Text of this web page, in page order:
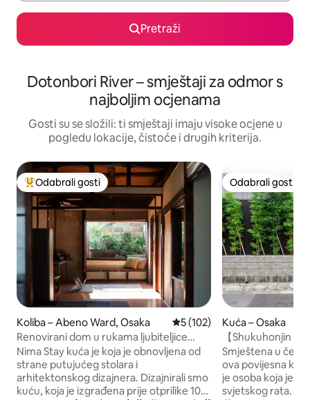
Pretraži
Dotonbori River – smještaji za odmor s
najboljim ocjenama
Gosti su se složili: ti smještaji imaju visoke ocjene u
pogledu lokacije, čistoće i drugih kriterija.
Među najviše rangiranima s oznakom „Odabrali gosti”
Odabrali gosti
Koliba – Abeno Ward, Osaka Prosječna ocjena: 5/5,
5 (102)
Renovirani dom u rukama ljubiteljice
putovanja, stolare i dizajnerice
Nima Stay kuća je koja je obnovljena od
strane putujućeg stolara i
arhitektonskog dizajnera. Dizajnirali smo
kuću, koja je izgrađena prije otprilike 100
Odabrali gosti
Odabrali gosti
Kuća – Osaka
【Shukuhonjin
Smještena u
ova povijesna
je osoba koja je
svjetskog rata.